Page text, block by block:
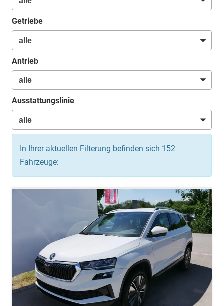
Getriebe
Antrieb
Ausstattungslinie
In Ihrer aktuellen Filterung befinden sich 152
Fahrzeuge: